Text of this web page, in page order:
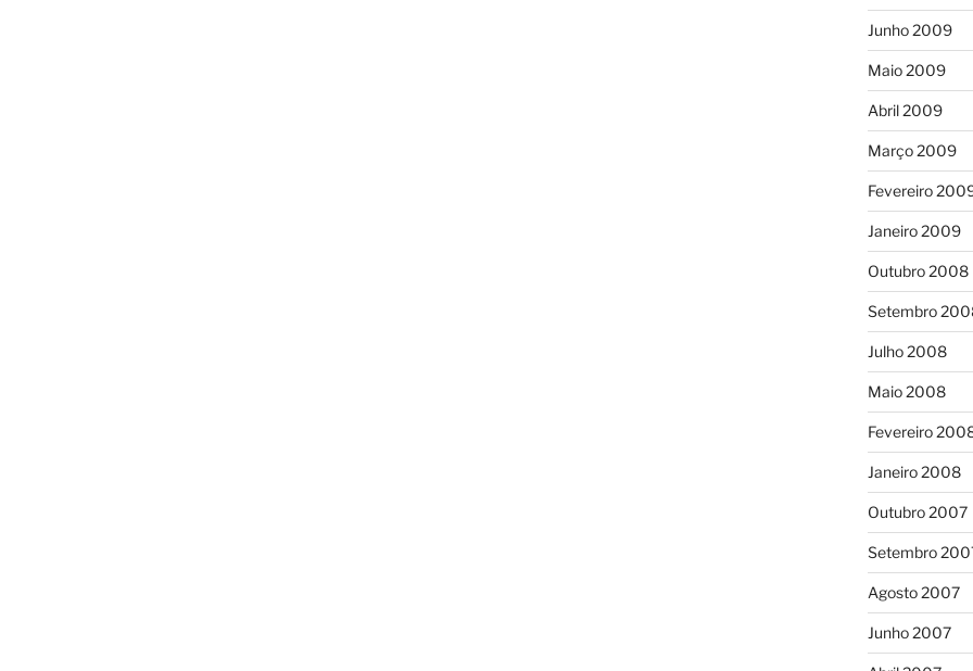
Junho 2009
Maio 2009
Abril 2009
Março 2009
Fevereiro
Janeiro 2009
Outubro 2008
Setembro
Julho 2008
Maio 2008
Fevereiro
Janeiro 2008
Outubro 2007
Setembro
Agosto 2007
Junho 2007